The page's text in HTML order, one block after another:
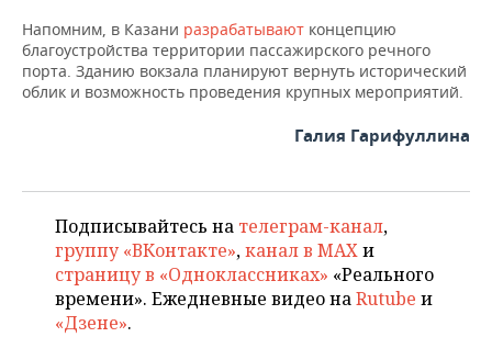
Напомним, в Казани разрабатывают концепцию
благоустройства территории пассажирского речного
порта. Зданию вокзала планируют вернуть исторический
облик и возможность проведения крупных мероприятий.
Галия Гарифуллина
Подписывайтесь на телеграм-канал,
группу «ВКонтакте»,канал в MAXи
страницу в «Одноклассниках» «Реального
времени». Ежедневные видео наRutube и
«Дзене».